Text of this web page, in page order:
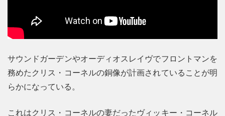
サウンドガーデンやオーディオスレイヴでフロントマンを
務めたクリス・コーネルの銅像が計画されていることが明
らかになっている。
これはクリス・コーネルの妻だったヴィッキー・コーネル